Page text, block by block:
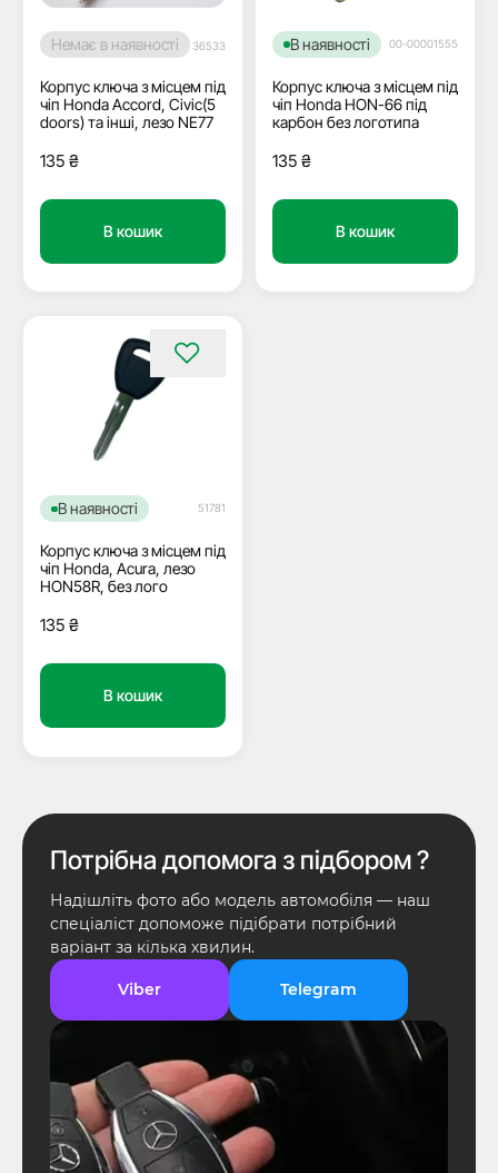
Немає в наявності 36533
Корпус ключа з місцем під
чіп Honda Accord, Civic(5
doors) та інші, лезо NE77
135 ₴
В кошик
В наявності 00-00001555
Корпус ключа з місцем під
чіп Honda HON-66 під
карбон без логотипа
135 ₴
В кошик
В наявності 51781
Корпус ключа з місцем під
чіп Honda, Acura, лезо
HON58R, без лого
135 ₴
В кошик
Потрібна допомога з підбором ?
Надішліть фото або модель автомобіля — наш
спеціаліст допоможе підібрати потрібний
варіант за кілька хвилин.
Viber Telegram